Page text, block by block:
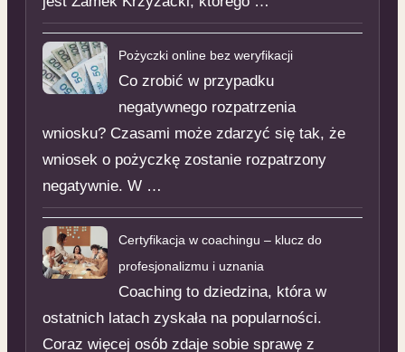
Pożyczki online bez weryfikacji
Co zrobić w przypadku
negatywnego rozpatrzenia
wniosku? Czasami może zdarzyć się tak, że
wniosek o pożyczkę zostanie rozpatrzony
negatywnie. W …
Certyfikacja w coachingu – klucz do
profesjonalizmu i uznania
Coaching to dziedzina, która w
ostatnich latach zyskała na popularności.
Coraz więcej osób zdaje sobie sprawę z